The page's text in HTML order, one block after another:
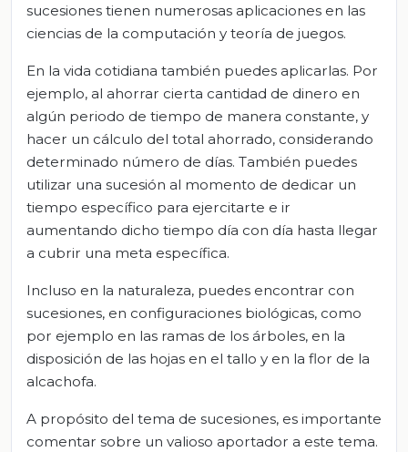
sucesiones tienen numerosas aplicaciones en las
ciencias de la computación y teoría de juegos.
En la vida cotidiana también puedes aplicarlas. Por
ejemplo, al ahorrar cierta cantidad de dinero en
algún periodo de tiempo de manera constante, y
hacer un cálculo del total ahorrado, considerando
determinado número de días. También puedes
utilizar una sucesión al momento de dedicar un
tiempo específico para ejercitarte e ir
aumentando dicho tiempo día con día hasta llegar
a cubrir una meta específica.
Incluso en la naturaleza, puedes encontrar con
sucesiones, en configuraciones biológicas, como
por ejemplo en las ramas de los árboles, en la
disposición de las hojas en el tallo y en la flor de la
alcachofa.
A propósito del tema de sucesiones, es importante
comentar sobre un valioso aportador a este tema.